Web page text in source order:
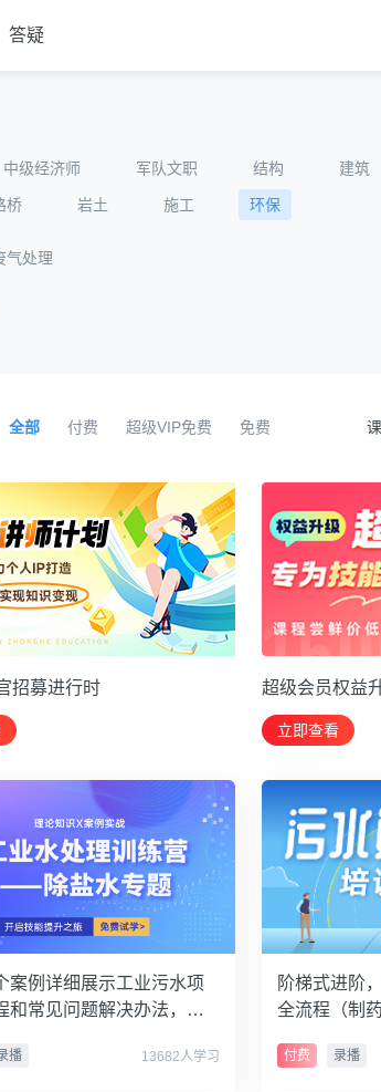
答疑
中级经济师 军队文职 结构 建筑
桥 岩土 施工 环保
气处理
全部 付费 超级VIP免费 免费
招募进行时 超级会员权益
立即查看
案例详细展示工业污水项
和常见问题解决办法，适
播 13682人学习
阶梯式进阶
全流程（制
付费 录播